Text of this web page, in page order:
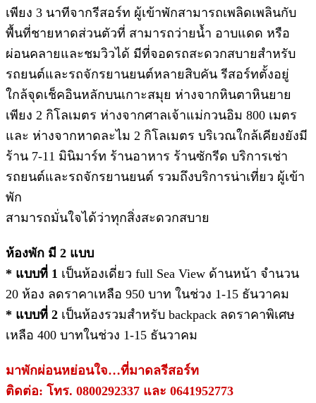
เพียง 3 นาทีจากรีสอร์ท ผู้เข้าพักสามารถเพลิดเพลินกับ
พื้นที่ชายหาดส่วนตัวที่ สามารถว่ายนํ้า อาบแดด หรือ
ผ่อนคลายและชมวิวได้ มีที่จอดรถสะดวกสบายสําหรับ
รถยนต์และรถจักรยานยนต์หลายสิบคัน รีสอร์ทตั้งอยู่
ใกล้จุดเช็คอินหลักบนเกาะสมุย ห่างจากหินตาหินยาย
เพียง 2 กิโลเมตร ห่างจากศาลเจ้าแม่กวนอิม 800 เมตร
และ ห่างจากหาดละไม 2 กิโลเมตร บริเวณใกล้เคียงยังมี
ร้าน 7-11 มินิมาร์ท ร้านอาหาร ร้านซักรีด บริการเช่า
รถยนต์และรถจักรยานยนต์ รวมถึงบริการน่าเที่ยว ผู้เข้า
พัก
สามารถมั่นใจได้ว่าทุกสิ่งสะดวกสบาย
ห้องพัก มี 2 แบบ
* แบบที่ 1 เป็นห้องเดี่ยว full Sea View ด้านหน้า จำนวน
20 ห้อง ลดราคาเหลือ 950 บาท ในช่วง 1-15 ธันวาคม
* แบบที่ 2 เป็นห้องรวมสำหรับ backpack ลดราคาพิเศษ
เหลือ 400 บาทในช่วง 1-15 ธันวาคม
มาพักผ่อนหย่อนใจ…ที่มาดลรีสอร์ท
ติดต่อ: โทร. 0800292337 และ 0641952773